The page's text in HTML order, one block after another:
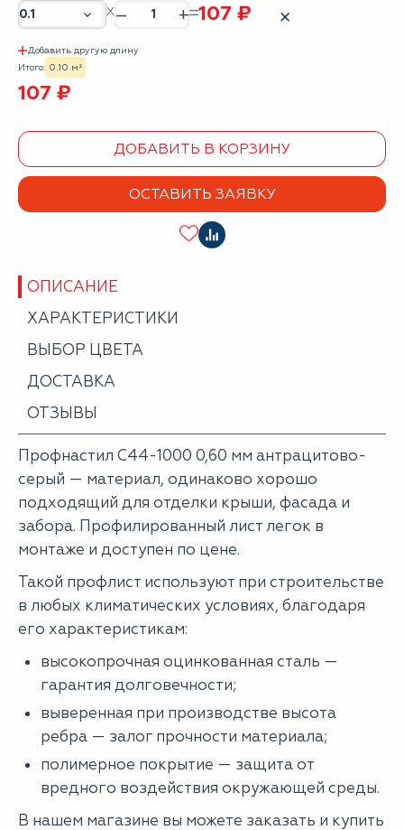
– + 107 ₽ ✕
Добавить другую длину
Итого: 0.10 м²
107 ₽
ДОБАВИТЬ В КОРЗИНУ
ОСТАВИТЬ ЗАЯВКУ
ОПИСАНИЕ
ХАРАКТЕРИСТИКИ
ВЫБОР ЦВЕТА
ДОСТАВКА
ОТЗЫВЫ
Профнастил С44-1000 0,60 мм антрацитово-
серый — материал, одинаково хорошо
подходящий для отделки крыши, фасада и
забора. Профилированный лист легок в
монтаже и доступен по цене.
Такой профлист используют при строительстве
в любых климатических условиях, благодаря
его характеристикам:
высокопрочная оцинкованная сталь —
гарантия долговечности;
выверенная при производстве высота
ребра — залог прочности материала;
полимерное покрытие — защита от
вредного воздействия окружающей среды.
В нашем магазине вы можете заказать и купить